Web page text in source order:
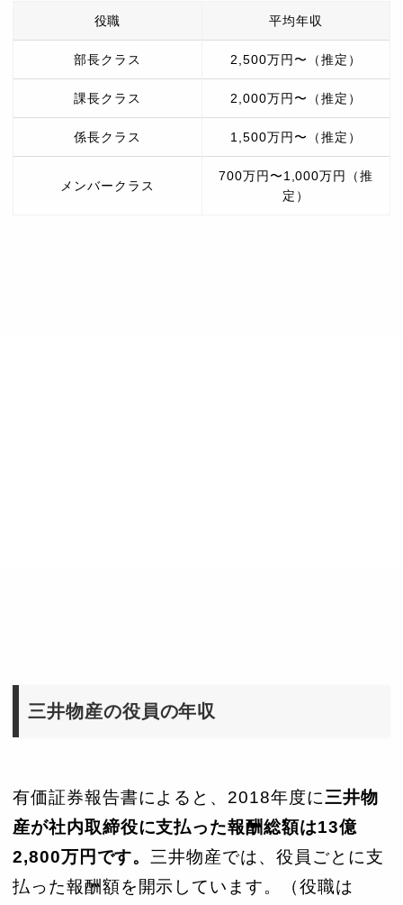
役職 平均年収
部長クラス 2,500万円〜（推定）
課長クラス 2,000万円〜（推定）
係長クラス 1,500万円〜（推定）
メンバークラス
700万円〜1,000万円（推
定）
三井物産の役員の年収
有価証券報告書によると、2018年度に三井物
産が社内取締役に支払った報酬総額は13億
2,800万円です。 三井物産では、役員ごとに支
払った報酬額を開示しています。（役職は